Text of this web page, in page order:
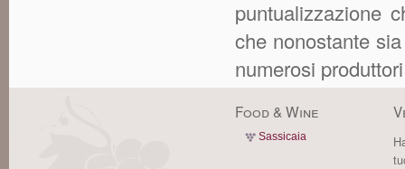
puntualizzazione
che nonostante
numerosi
Food & Wine
Sassicaia